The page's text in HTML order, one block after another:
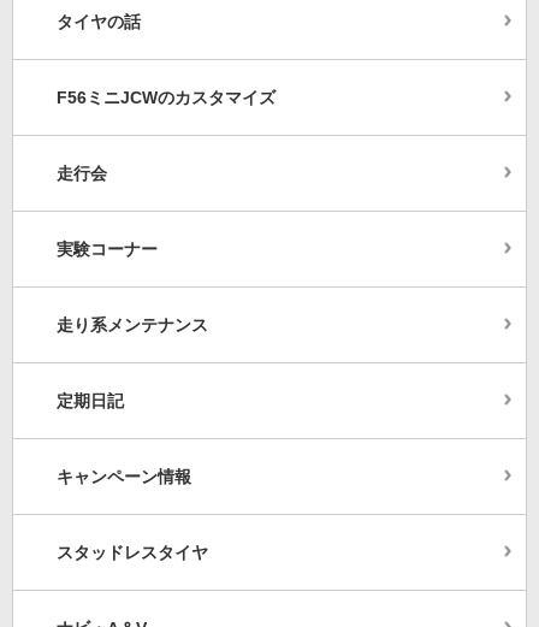
タイヤの話
F56ミニJCWのカスタマイズ
走行会
実験コーナー
走り系メンテナンス
定期日記
キャンペーン情報
スタッドレスタイヤ